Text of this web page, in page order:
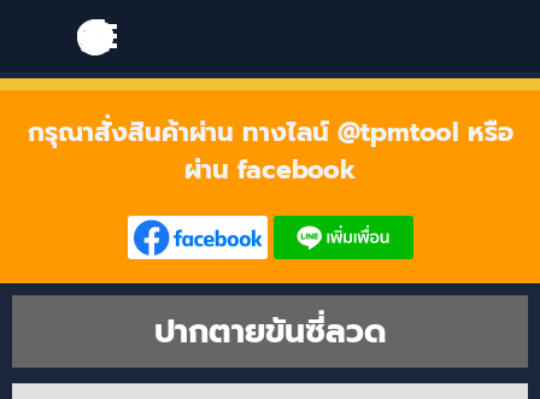
Skip menu
Skip menu
กรุณาสั่งสินค้าผ่าน ทางไลน์ @tpmtool หรือ
ผ่าน facebook
ปากตายขันซี่ลวด